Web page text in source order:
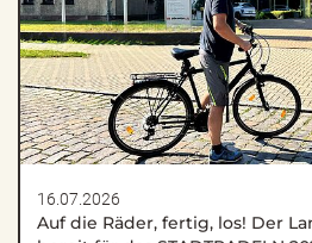
16.07.2026
Auf die Räder, fertig, los! Der